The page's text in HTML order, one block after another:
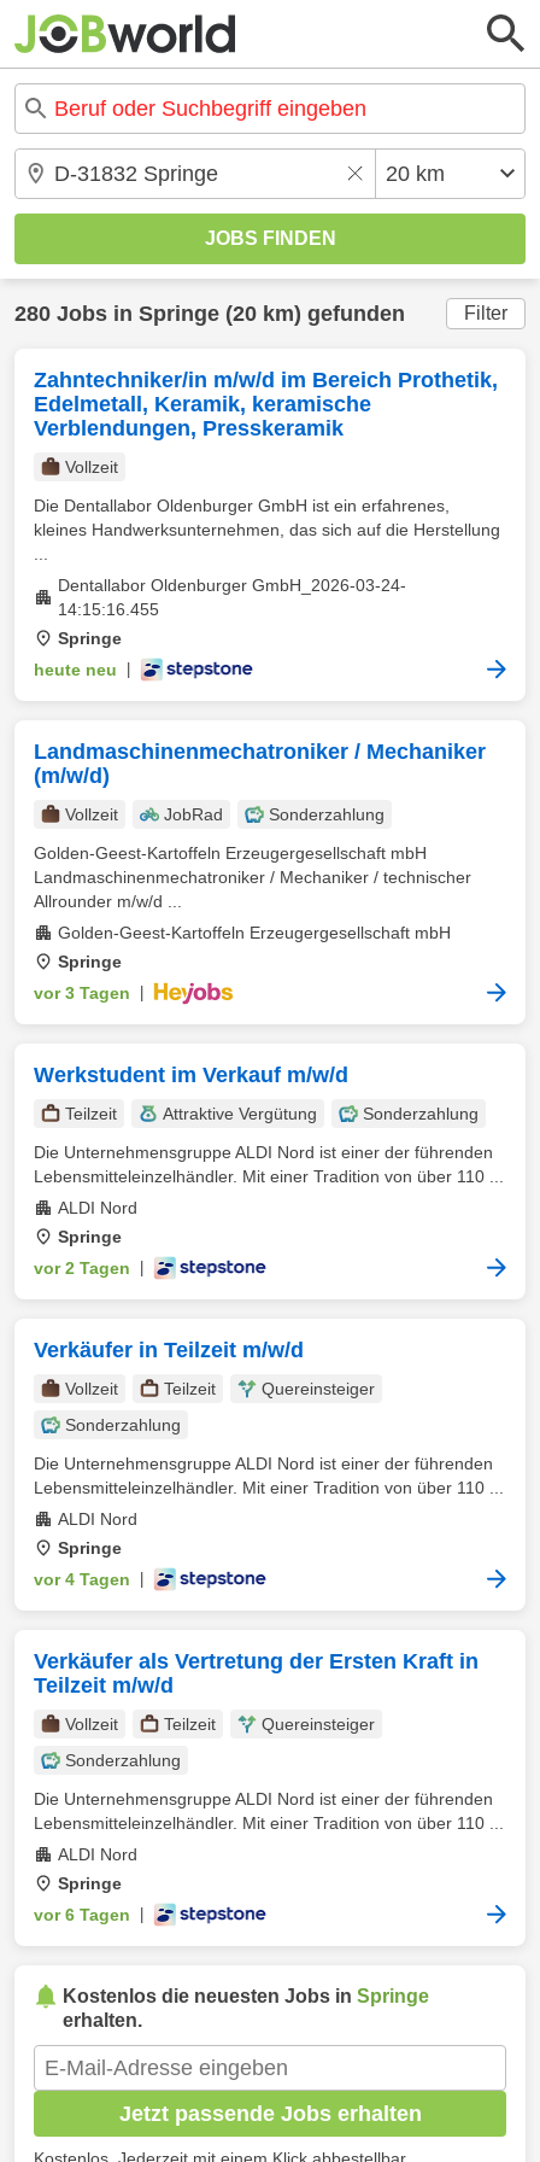
280 Jobs in Springe (20 km) gefunden Filter
Zahntechniker/in m/w/d im Bereich Prothetik,
Edelmetall, Keramik, keramische
Verblendungen, Presskeramik
Vollzeit
Die Dentallabor Oldenburger GmbH ist ein erfahrenes,
kleines Handwerksunternehmen, das sich auf die Herstellung
Dentallabor Oldenburger GmbH_2026-03-24-
14:15:16.455
Springe
heute neu
Landmaschinenmechatroniker / Mechaniker
(m/w/d)
Vollzeit JobRad
Sonderzahlung
Golden-Geest-Kartoffeln Erzeugergesellschaft mbH
Landmaschinenmechatroniker / Mechaniker / technischer
Allrounder m/w/d ...
Golden-Geest-Kartoffeln Erzeugergesellschaft mbH
Springe
vor 3 Tagen
Werkstudent im Verkauf m/w/d
Teilzeit Attraktive Vergütung
Sonderzahlung
Die Unternehmensgruppe ALDI Nord ist einer der führenden
Lebensmitteleinzelhändler. Mit einer Tradition von über 110 ...
ALDI Nord
Springe
vor 2 Tagen
Verkäufer in Teilzeit m/w/d
Vollzeit Teilzeit
Quereinsteiger
Sonderzahlung
Die Unternehmensgruppe ALDI Nord ist einer der führenden
Lebensmitteleinzelhändler. Mit einer Tradition von über 110 ...
ALDI Nord
Springe
vor 4 Tagen
Verkäufer als Vertretung der Ersten Kraft in
Teilzeit m/w/d
Vollzeit Teilzeit
Quereinsteiger
Sonderzahlung
Die Unternehmensgruppe ALDI Nord ist einer der führenden
Lebensmitteleinzelhändler. Mit einer Tradition von über 110 ...
ALDI Nord
Springe
vor 6 Tagen
Kostenlos die neuesten Jobs in Springe
erhalten.
Jetzt passende Jobs erhalten